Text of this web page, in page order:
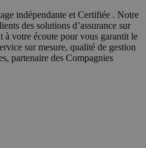
indépendante et Certifiée . Notre
des solutions d’assurance sur
à votre écoute pour vous garantit le
sur mesure, qualité de gestion
partenaire des Compagnies